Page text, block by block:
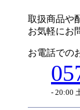
取扱商品や
お気軽にお
お電話での
- 20:00